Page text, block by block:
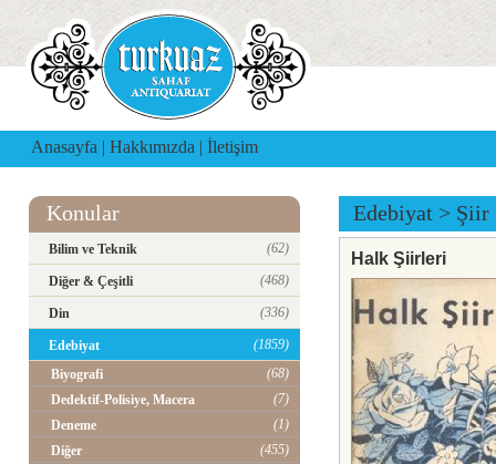
Anasayfa | Hakkımızda | İletişim
Konular
Bilim ve Teknik (62)
Diğer & Çeşitli (468)
Din (336)
Edebiyat
(1859)
Biyografi
(68)
Dedektif-Polisiye, Macera
(7)
Deneme
(1)
Diğer
(455)
Edebiyat > Şiir
Halk Şiirleri